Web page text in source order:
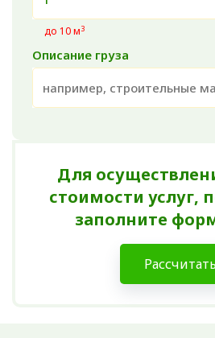
до 10 м3
Описание груза
Для
стоимости услуг,
заполните
Рассчитать